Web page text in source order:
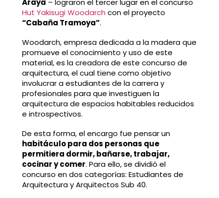
Araya – lograron el tercer lugar en el concurso
Hut Yakisugi Woodarch con el proyecto
“Cabaña Tramoya”.
Woodarch, empresa dedicada a la madera que
promueve el conocimiento y uso de este
material, es la creadora de este concurso de
arquitectura, el cual tiene como objetivo
involucrar a estudiantes de la carrera y
profesionales para que investiguen la
arquitectura de espacios habitables reducidos
e introspectivos.
De esta forma, el encargo fue pensar un
habitáculo para dos personas que
permitiera dormir, bañarse, trabajar,
cocinar y comer. Para ello, se dividió el
concurso en dos categorías: Estudiantes de
Arquitectura y Arquitectos Sub 40.